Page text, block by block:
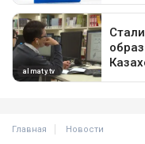
Главная Новости